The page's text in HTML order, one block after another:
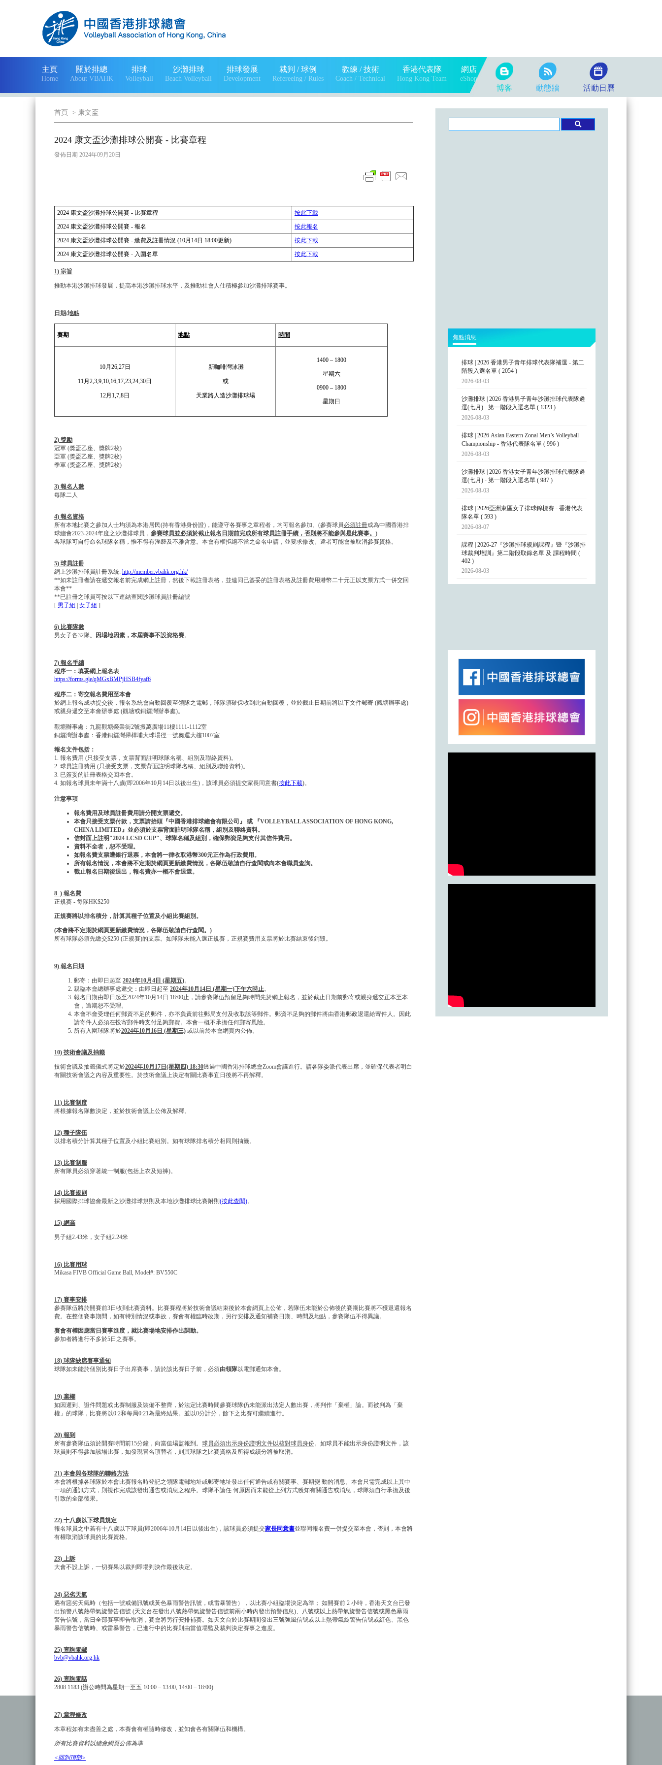
主頁
Home
關於排總
About VBAHK
排球
Volleyball
沙灘排球
Beach Volleyball
排球發展
Development
裁判 / 球例
Refereeing / Rules
教練 / 技術
Coach / Technical
香港代表隊
Hong Kong Team
網店
eShop
博客 動態牆 活動日曆
首頁 > 康文盃
2024 康文盃沙灘排球公開賽 - 比賽章程
發佈日期 2024年09月20日
2024 康文盃沙灘排球公開賽 - 比賽章程
按此下載
2024 康文盃沙灘排球公開賽 - 報名
按此報名
2024 康文盃沙灘排球公開賽 - 繳費及註冊情況 (10月14日 18:00更新)
按此下載
2024 康文盃沙灘排球公開賽 - 入圍名單
按此下載
1) 宗旨
推動本港沙灘排球發展，提高本港沙灘排球水平，及推動社會人仕積極參加沙灘排球賽事。
日期/地點
賽期 地點 時間
10月26,27日
11月2,3,9,10,16,17,23,24,30日
12月1,7,8日
新咖啡灣泳灘
或
天業路人造沙灘排球場
1400 – 1800
星期六
0900 – 1800
星期日
2) 獎勵
冠軍 (獎盃乙座、獎牌2枚)
亞軍 (獎盃乙座、獎牌2枚)
季軍 (獎盃乙座、獎牌2枚)
3) 報名人數
每隊二人
4) 報名資格
所有本地比賽之參加人士均須為本港居民(持有香港身份證)，能遵守各賽事之章程者，均可報名參加。(參賽球員必須註冊成為中國香港排
球總會2023-2024年度之沙灘排球員， 參賽球員並必須於截止報名日期前完成所有球員註冊手續，否則將不能參與是此賽事。 )
各球隊可自行命名球隊名稱，惟不得有淫褻及不雅含意。本會有權拒絕不當之命名申請，並要求修改。違者可能會被取消參賽資格。
5) 球員註冊
網上沙灘排球員註冊系統: http://member.vbahk.org.hk/
**如未註冊者請在遞交報名前完成網上註冊，然後下載註冊表格，並連同已簽妥的註冊表格及註冊費用港幣二十元正以支票方式一併交回
本會**
**已註冊之球員可按以下連結查閱沙灘球員註冊編號
[ 男子組 女子組 ]
6) 比賽隊數
男女子各32隊。
因場地因素，本屆賽事不設資格賽。
7) 報名手續
程序一：填妥網上報名表
https://forms.gle/qMGxBMPjHSB4fyaf6
程序二：寄交報名費用至本會
於網上報名成功提交後，報名系統會自動回覆至領隊之電郵，球隊須確保收到此自動回覆，並於截止日期前將以下文件郵寄 (觀塘辦事處)
或親身遞交至本會辦事處 (觀塘或銅鑼灣辦事處)。
觀塘辦事處：九龍觀塘榮業街2號振萬廣場11樓1111-1112室
銅鑼灣辦事處：香港銅鑼灣掃桿埔大球場徑一號奧運大樓1007室
報名文件包括：
1. 報名費用 (只接受支票，支票背面註明球隊名稱、組別及聯絡資料)。
2. 球員註冊費用 (只接受支票，支票背面註明球隊名稱、組別及聯絡資料)。
3. 已簽妥的註冊表格交回本會。
4. 如報名球員未年滿十八歲(即2006年10月14日以後出生)，該球員必須提交家長同意書(按此下載)。
注意事項
報名費用及球員註冊費用請分開支票遞交。
本會只接受支票付款，支票請抬頭『中國香港排球總會有限公司』 或 『VOLLEYBALL ASSOCIATION OF HONG KONG,
CHINA LIMITED』並必須於支票背面註明球隊名稱，組別及聯絡資料。
信封面上註明"2024 LCSD CUP"、球隊名稱及組別，確保郵資足夠支付其信件費用。
資料不全者，恕不受理。
如報名費支票遭銀行退票，本會將一律收取港幣300元正作為行政費用。
所有報名情況，本會將不定期於網頁更新繳費情況，各隊伍敬請自行查閱或向本會職員查詢。
截止報名日期後退出，報名費亦一概不會退還。
8_) 報名費
正規賽 - 每隊HK$250
正規賽將以排名積分，計算其種子位置及小組比賽組別。
(本會將不定期於網頁更新繳費情況，各隊伍敬請自行查閱。 )
所有球隊必須先繳交$250 (正規賽)的支票。如球隊未能入選正規賽，正規賽費用支票將於比賽結束後銷毁。
9) 報名日期
郵寄：由即日起至 2024年10月4日 (星期五)。
親臨本會總辦事處遞交：由即日起至 2024年10月14日 (星期一)下午六時止。
報名日期由即日起至2024年10月14日 18:00止，請參賽隊伍預留足夠時間先於網上報名，並於截止日期前郵寄或親身遞交正本至本
會，逾期恕不受理。
本會不會受理任何郵資不足的郵件，亦不負責前往郵局支付及收取該等郵件。郵資不足夠的郵件將由香港郵政退還給寄件人。因此
請寄件人必須在投寄郵件時支付足夠郵資。本會一概不承擔任何郵寄風險。
所有入圍球隊將於2024年10月16日 (星期三) 或以前於本會網頁內公佈。
10) 技術會議及抽籤
技術會議及抽籤儀式將定於2024年10月17日(星期四) 18:30透過中國香港排球總會Zoom會議進行。請各隊委派代表出席，並確保代表者明白
有關技術會議之內容及重要性。於技術會議上決定有關比賽事宜日後將不再解釋。
11) 比賽制度
將根據報名隊數決定，並於技術會議上公佈及解釋。
12) 種子隊伍
以排名積分計算其種子位置及小組比賽組別。如有球隊排名積分相同則抽籤。
13) 比賽制服
所有隊員必須穿著統一制服(包括上衣及短褲)。
14) 比賽規則
採用國際排球協會最新之沙灘排球規則及本地沙灘排球比賽附則 (按此查閱)。
15) 網高
男子組2.43米，女子組2.24米
16) 比賽用球
Mikasa FIVB Official Game Ball, Model#: BV550C
17) 賽事安排
參賽隊伍將於開賽前3日收到比賽資料。比賽賽程將於技術會議結束後於本會網頁上公佈，若隊伍未能於公佈後的賽期比賽將不獲退還報名
費。在整個賽事期間，如有特別情況或事故，賽會有權臨時改期，另行安排及通知補賽日期、時間及地點，參賽隊伍不得異議。
賽會有權因應當日賽事進度，就比賽場地安排作出調動。
參加者將進行不多於5日之賽事。
18) 球隊缺席賽事通知
球隊如未能於個別比賽日子出席賽事，請於該比賽日子前，必須由領隊以電郵通知本會。
19) 棄權
如因遲到、證件問題或比賽制服及裝備不整齊，於法定比賽時間參賽球隊仍未能派出法定人數出賽，將判作「棄權」論。而被判為「棄
權」的球隊，比賽將以0:2和每局0:21為最終結果。並以0分計分，餘下之比賽可繼續進行。
20) 報到
所有參賽隊伍須於開賽時間前15分鐘，向當值場監報到。 球員必須出示身份證明文件以核對球員身份。如球員不能出示身份證明文件，該
球員則不得參加該場比賽，如發現冒名頂替者，則其球隊之比賽資格及所得成績分將被取消。
21) 本會與各球隊的聯絡方法
本會將根據各球隊於本會比賽報名時登記之領隊電郵地址或郵寄地址發出任何通告或有關賽事、賽期變 動的消息。本會只需完成以上其中
一項的通訊方式，則視作完成該發出通告或消息之程序。球隊不論任 何原因而未能從上列方式獲知有關通告或消息，球隊須自行承擔及後
引致的全部後果。
22) 十八歲以下球員規定
報名球員之中若有十八歲以下球員(即2006年10月14日以後出生)，該球員必須提交家長同意書並聯同報名費一併提交至本會，否則，本會將
有權取消該球員的比賽資格。
23) 上訴
大會不設上訴，一切賽果以裁判即場判決作最後決定。
24) 惡劣天氣
遇有惡劣天氣時（包括一號戒備訊號或黃色暴雨警告訊號，或雷暴警告），以比賽小組臨場決定為準； 如開賽前 2 小時，香港天文台已發
出預警八號熱帶氣旋警告信號 (天文台在發出八號熱帶氣旋警告信號前兩小時內發出預警信息)、八號或以上熱帶氣旋警告信號或黑色暴雨
警告信號，當日全部賽事即告取消，賽會將另行安排補賽。如天文台於比賽期間發出三號強風信號或以上熱帶氣旋警告信號或紅色、黑色
暴雨警告信號時、或雷暴警告，已進行中的比賽則由當值場監及裁判決定賽事之進度。
25) 查詢電郵
bvb@vbahk.org.hk
26) 查詢電話
2808 1183 (辦公時間為星期一至五 10:00 – 13:00, 14:00 – 18:00)
27) 章程修改
本章程如有未盡善之處，本賽會有權隨時修改，並知會各有關隊伍和機構。
所有比賽資料以總會網頁公佈為準
<回到頂部>
焦點消息
排球 | 2026 香港男子青年排球代表隊補選 - 第二
階段入選名單 ( 2054 )
2026-08-03
沙灘排球 | 2026 香港男子青年沙灘排球代表隊遴
選(七月) - 第一階段入選名單 ( 1323 )
2026-08-03
排球 | 2026 Asian Eastern Zonal Men’s Volleyball
Championship - 香港代表隊名單 ( 996 )
2026-08-03
沙灘排球 | 2026 香港女子青年沙灘排球代表隊遴
選(七月) - 第一階段入選名單 ( 987 )
2026-08-03
排球 | 2026亞洲東區女子排球錦標賽 - 香港代表
隊名單 ( 593 )
2026-08-07
課程 | 2026-27『沙灘排球規則課程』暨『沙灘排
球裁判培訓』第二階段取錄名單 及 課程時間 (
402 )
2026-08-03